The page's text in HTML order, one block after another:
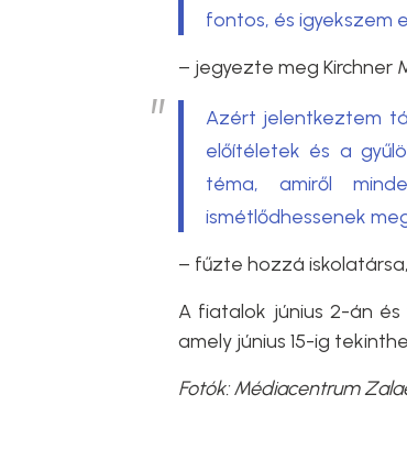
fontos, és igyekszem
– jegyezte meg Kirchner
Azért jelentkeztem
előítéletek és a
téma, amiről
ismétlődhessenek
– fűzte hozzá
A fiatalok június 2-án
amely június 15-ig
Fotók:Médiacentrum